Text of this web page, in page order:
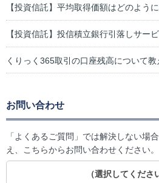
【投資信託】平均取得価額はどのよう
【投資信託】投信積立銀行引落しサー
くりっく365取引の口座残高について教
お問い合わせ
「よくあるご質問」では解決しない場
え、こちらからお問い合わせください。
（選択してくださ